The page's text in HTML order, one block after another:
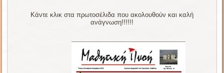
Κάντε κλικ στα πρωτοσέλιδα που ακολουθούν και καλή
ανάγνωση!!!!!!